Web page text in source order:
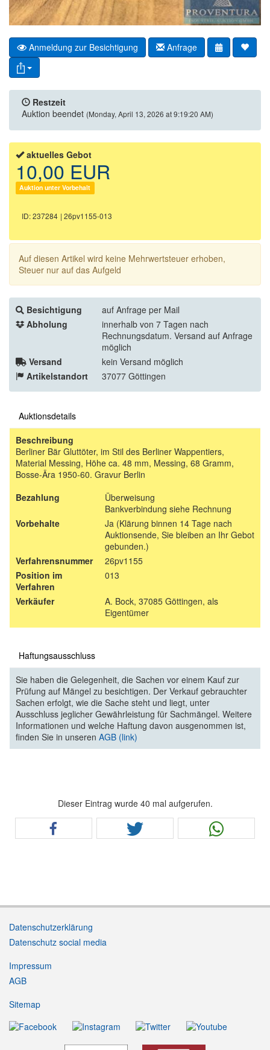
Anmeldung zur Besichtigung Anfrage
Restzeit
Auktion beendet (Monday, April 13, 2026 at 9:19:20 AM)
aktuelles Gebot
10,00 EUR
Auktion unter Vorbehalt
ID: 237284 | 26pv1155-013
Auf diesen Artikel wird keine Mehrwertsteuer erhoben,
Steuer nur auf das Aufgeld
Besichtigung
auf Anfrage per Mail
Abholung
innerhalb von 7 Tagen nach
Rechnungsdatum. Versand auf Anfrage
möglich
Versand
kein Versand möglich
Artikelstandort
37077 Göttingen
Auktionsdetails
Beschreibung
Berliner Bär Gluttöter, im Stil des Berliner Wappentiers,
Material Messing, Höhe ca. 48 mm, Messing, 68 Gramm,
Bosse-Ära 1950-60. Gravur Berlin
Bezahlung
Überweisung
Bankverbindung siehe Rechnung
Vorbehalte
Ja (Klärung binnen 14 Tage nach
Auktionsende, Sie bleiben an Ihr Gebot
gebunden.)
Verfahrensnummer
26pv1155
Position im
Verfahren
013
Verkäufer
A. Bock, 37085 Göttingen, als
Eigentümer
Haftungsausschluss
Sie haben die Gelegenheit, die Sachen vor einem Kauf zur
Prüfung auf Mängel zu besichtigen. Der Verkauf gebrauchter
Sachen erfolgt, wie die Sache steht und liegt, unter
Ausschluss jeglicher Gewährleistung für Sachmängel. Weitere
Informationen und welche Haftung davon ausgenommen ist,
finden Sie in unseren AGB (link)
Dieser Eintrag wurde 40 mal aufgerufen.
Datenschutzerklärung
Datenschutz social media
Impressum
AGB
Sitemap